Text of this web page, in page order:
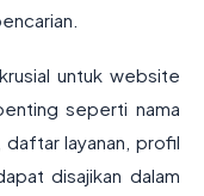
untuk website
seperti nama
daftar layanan, profil
disajikan dalam